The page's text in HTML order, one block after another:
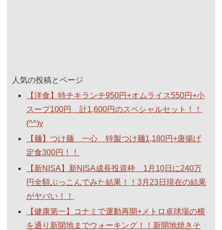
人気の投稿とページ
【洋食】特チキランチ950円+オムライス550円+小
スープ100円 計1,600円のスペシャルセット！！
(^^)v
【麺】つけ麺 一心 特製つけ麺1,180円+唐揚げ
定食300円！！
【新NISA】新NISA成長投資枠 1月10日に240万
円全額ぶっこんでみた結果！！3月23日現在の結果
がヤバい！！
【健康第一】コナミで運動再開+メトロ卓球場の横
を通り新開地までウォーキング！！新開地焼きそ